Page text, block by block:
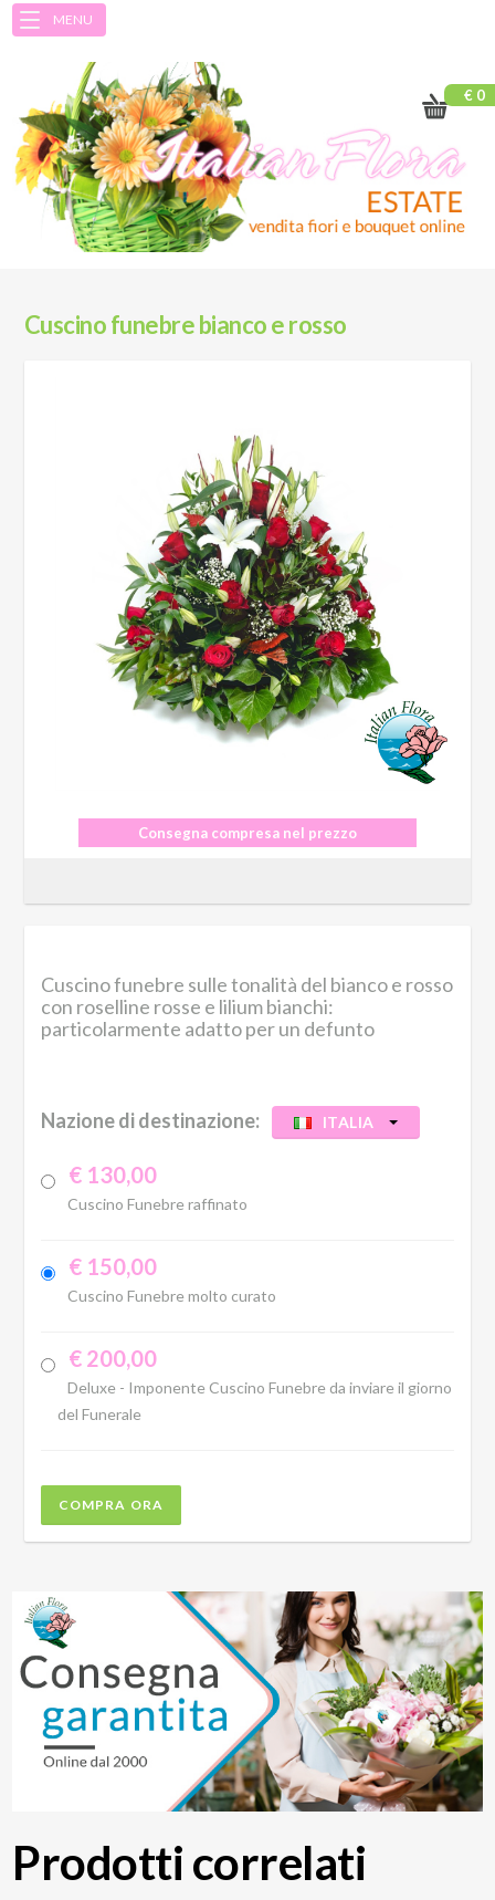
MENU
€ 0
Cuscino funebre bianco e rosso
Consegna compresa nel prezzo
Cuscino funebre sulle tonalità del bianco e rosso
con roselline rosse e lilium bianchi:
particolarmente adatto per un defunto
Nazione di destinazione: ITALIA
€ 130,00
Cuscino Funebre raffinato
€ 150,00
Cuscino Funebre molto curato
€ 200,00
Deluxe - Imponente Cuscino Funebre da inviare il giorno
del Funerale
COMPRA ORA
Prodotti correlati